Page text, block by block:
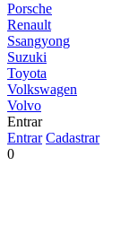
Porsche
Renault
Ssangyong
Suzuki
Toyota
Volkswagen
Volvo
Entrar
Entrar Cadastrar
0